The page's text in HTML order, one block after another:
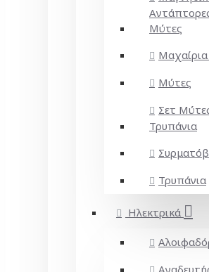
Μύτες
Μύτες
Σετ
Τρυπάνια
Τρυπάνια
Ηλεκτρικά